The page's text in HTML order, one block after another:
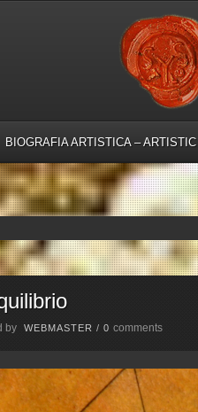
BIOGRAFIA ARTISTICA –
by WEBMASTER / 0 comments